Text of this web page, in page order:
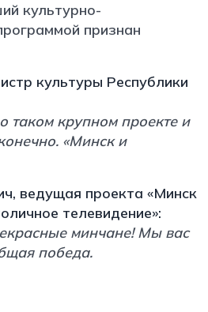
культурно-
признан
культуры Республики
таком крупном проекте и
«Минск и
ведущая проекта «Минск
телевидение»:
минчане! Мы вас
победа.